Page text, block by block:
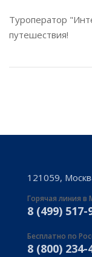
Туроператор
путешествия!
121059,
Горячая линия в
8 (499) 517-
Бесплатно по
8 (800) 234-